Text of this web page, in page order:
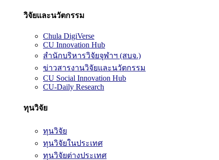
วิจัยและนวัตกรรม
Chula DigiVerse
CU Innovation Hub
สำนักบริหารวิจัยจุฬาฯ (สบจ.)
ข่าวสารงานวิจัยและนวัตกรรม
CU Social Innovation Hub
CU-Daily Research
ทุนวิจัย
ทุนวิจัย
ทุนวิจัยในประเทศ
ทุนวิจัยต่างประเทศ